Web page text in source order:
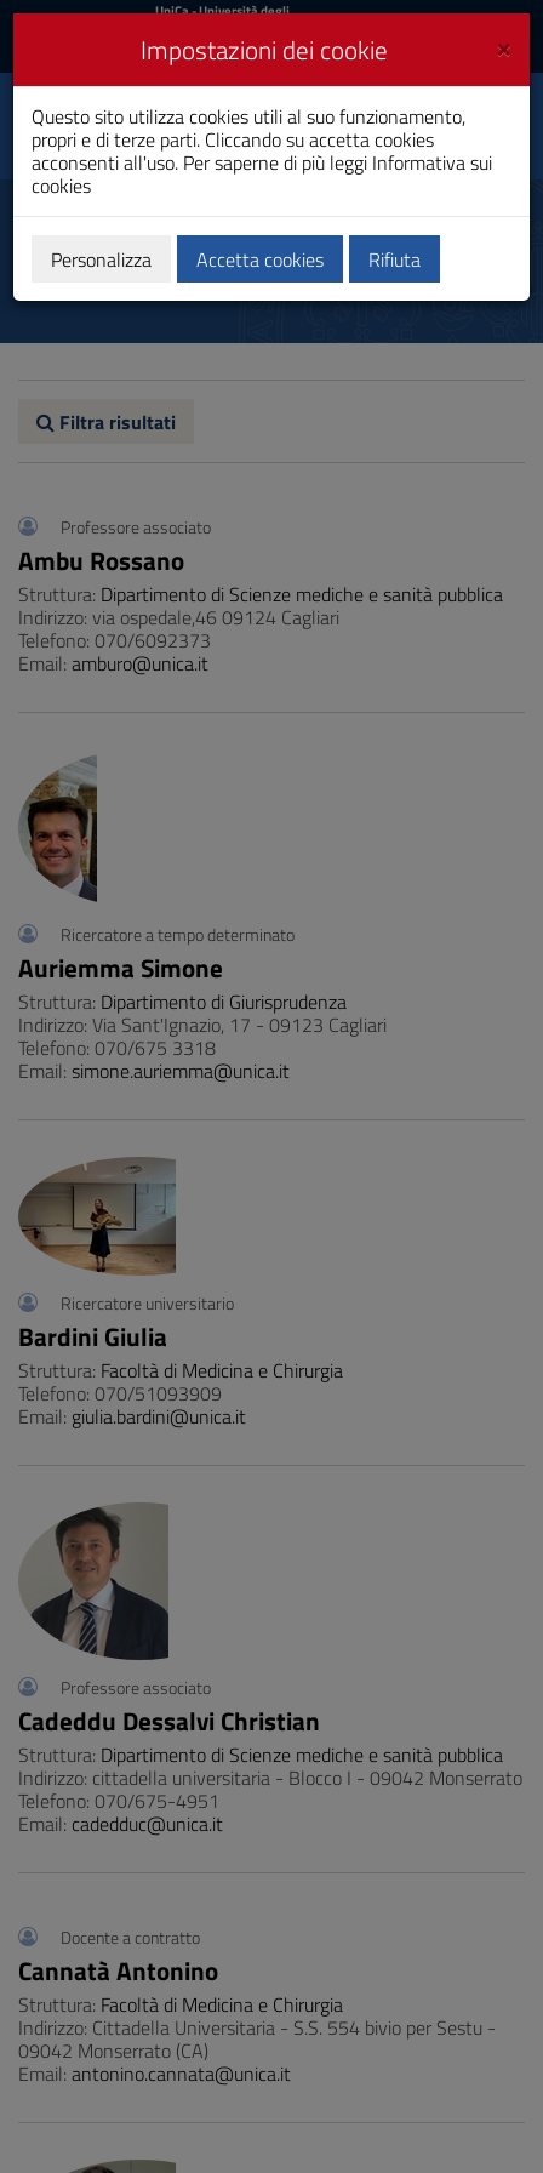
Vai
al
navigazione
sito
Footer
UniCa
Accedi
UniCa- Università degli
Accedi UniCA News
Toggle
navigation
Igiene Dentale
Laurea
Docenti
Filtra risultati
Professore associato
Ambu Rossano
Struttura: Dipartimento di Scienze mediche e sanità pubblica
Indirizzo: via ospedale,46 09124 Cagliari
Telefono: 070/6092373
Email: amburo@unica.it
Ricercatore a tempo determinato
Auriemma Simone
Struttura: Dipartimento di Giurisprudenza
Indirizzo: Via Sant'Ignazio, 17 - 09123 Cagliari
Telefono: 070/675 3318
Email: simone.auriemma@unica.it
Ricercatore universitario
Bardini Giulia
Struttura: Facoltà di Medicina e Chirurgia
Telefono: 070/51093909
Email: giulia.bardini@unica.it
Professore associato
Cadeddu Dessalvi Christian
Struttura: Dipartimento di Scienze mediche e sanità pubblica
Indirizzo: cittadella universitaria - Blocco I - 09042 Monserrato
Telefono: 070/675-4951
Email: cadedduc@unica.it
Docente a contratto
Cannatà Antonino
Struttura: Facoltà di Medicina e Chirurgia
Indirizzo: Cittadella Universitaria - S.S. 554 bivio per Sestu -
09042 Monserrato (CA)
Email: antonino.cannata@unica.it
×
Impostazioni dei cookie
Questo sito utilizza cookies utili al suo funzionamento,
propri e di terze parti. Cliccando su accetta cookies
acconsenti all'uso. Per saperne di più leggi Informativa sui
cookies
Personalizza Accetta cookies Rifiuta